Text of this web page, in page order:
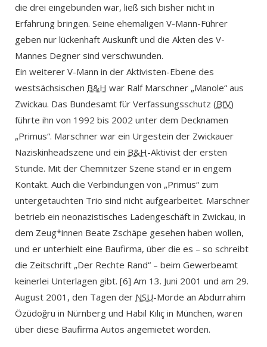
die drei eingebunden war, ließ sich bisher nicht in
Erfahrung bringen. Seine ehemaligen V-Mann-Führer
geben nur lückenhaft Auskunft und die Akten des V-
Mannes Degner sind verschwunden.
Ein weiterer V-Mann in der Aktivisten-Ebene des
westsächsischen B&H war Ralf Marschner „Manole“ aus
Zwickau. Das Bundesamt für Verfassungsschutz (BfV)
führte ihn von 1992 bis 2002 unter dem Decknamen
„Primus“. Marschner war ein Urgestein der Zwickauer
Naziskinheadszene und ein B&H-Aktivist der ersten
Stunde. Mit der Chemnitzer Szene stand er in engem
Kontakt. Auch die Verbindungen von „Primus“ zum
untergetauchten Trio sind nicht aufgearbeitet. Marschner
betrieb ein neonazistisches Ladengeschäft in Zwickau, in
dem Zeug*innen Beate Zschäpe gesehen haben wollen,
und er unterhielt eine Baufirma, über die es – so schreibt
die Zeitschrift „Der Rechte Rand“ – beim Gewerbeamt
keinerlei Unterlagen gibt. [6] Am 13. Juni 2001 und am 29.
August 2001, den Tagen der NSU-Morde an Abdurrahim
Özüdoğru in Nürnberg und Habil Kılıç in München, waren
über diese Baufirma Autos angemietet worden.